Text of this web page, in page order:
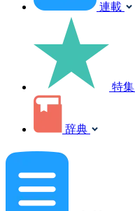
連載
特集
辞典